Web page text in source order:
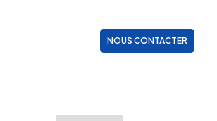
NOUS CONTACTER